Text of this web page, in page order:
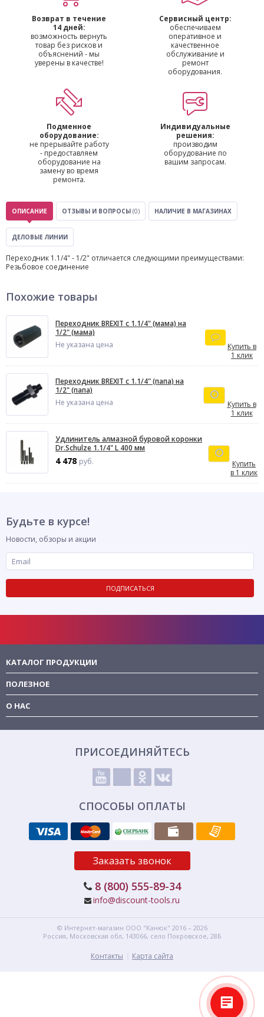
Возврат в течение
14 дней:
возможность вернуть
товар без рисков и
объяснений - мы
уверены в качестве!
Сервисный центр:
обеспечиваем
оперативное и
качественное
обслуживание и
ремонт
оборудования.
Подменное
оборудование:
не прерывайте работу
- предоставляем
оборудование на
замену во время
ремонта.
Индивидуальные
решения:
производим
оборудование по
вашим запросам.
ОПИСАНИЕ ОТЗЫВЫ И ВОПРОСЫ (0) НАЛИЧИЕ В МАГАЗИНАХ
ДЕЛОВЫЕ ЛИНИИ
Переходник 1.1/4" - 1/2" отличается следующими преимуществами:
Резьбовое соединение
Похожие товары
Переходник BREXIT с 1.1/4" (мама) на
1/2" (мама)
Не указана цена
Купить в
1 клик
Переходник BREXIT с 1.1/4" (папа) на
1/2" (папа)
Не указана цена
Купить в
1 клик
Удлинитель алмазной буровой коронки
Dr.Schulze 1.1/4" L 400 мм
4 478 руб.
Купить
в 1 клик
Будьте в курсе!
Новости, обзоры и акции
ПОДПИСАТЬСЯ
КАТАЛОГ ПРОДУКЦИИ
ПОЛЕЗНОЕ
О НАС
ПРИСОЕДИНЯЙТЕСЬ
СПОСОБЫ ОПЛАТЫ
Заказать звонок
8 (800) 555-89-34
info@discount-tools.ru
© Интернет-магазин ООО "Канюк" 2016 – 2026
Россия, Московская обл, 143066, село Покровское, 28Б
Контакты Карта сайта